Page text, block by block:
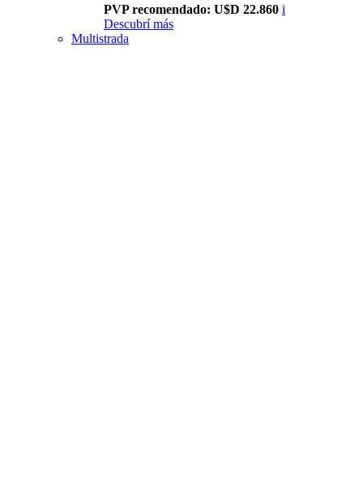
PVP recomendado: U$D 22.860 i
Descubrí más
Multistrada